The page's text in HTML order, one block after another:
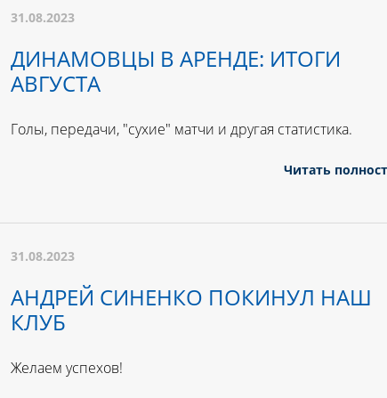
31.08.2023
ДИНАМОВЦЫ В АРЕНДЕ: ИТОГИ
АВГУСТА
Голы, передачи, "сухие" матчи и другая статистика.
Читать
31.08.2023
АНДРЕЙ СИНЕНКО ПОКИНУЛ НАШ
КЛУБ
Желаем успехов!